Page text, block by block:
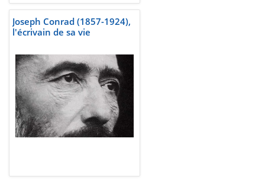
Joseph Conrad (1857-1924),
l'écrivain de sa vie